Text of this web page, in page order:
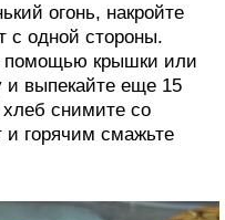
огонь, накройте
с одной стороны.
помощью крышки или
и выпекайте еще 15
хлеб снимите со
и горячим смажьте